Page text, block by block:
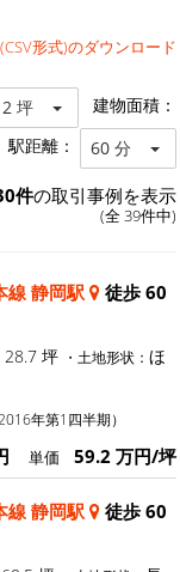
形式)のダウンロード
坪 建物面積：
駅距離： 60 分
件の取引事例を表示
(全 39件中)
線 静岡駅
徒歩 60
28.7 坪 ・土地形状： ほ
年第1四半期）
単価 59.2 万円/坪
線 静岡駅
徒歩 60